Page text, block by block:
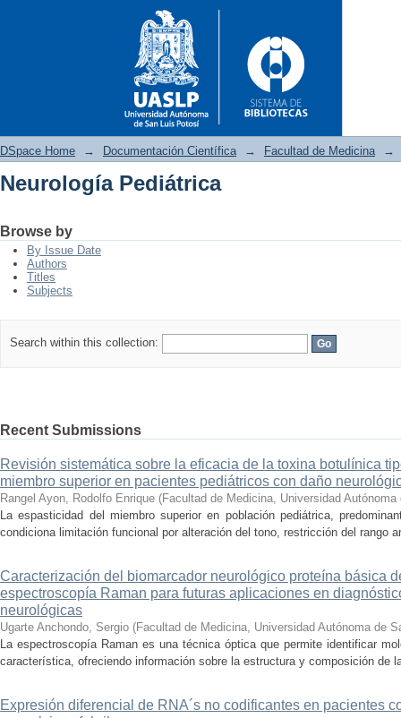
DSpace Home → Documentación Científica → Facultad de Medicina →
Neurología Pediátrica
Browse by
By Issue Date
Authors
Titles
Subjects
Search within this collection:
Recent Submissions
Revisión sistemática sobre la eficacia de la toxina botulínica
miembro superior en pacientes pediátricos con daño
Rangel Ayon, Rodolfo Enrique (Facultad de Medicina, Universidad
La espasticidad del miembro superior en población pediátrica,
condiciona limitación funcional por alteración del tono, restricción del rango
Caracterización del biomarcador neurológico proteína básica
espectroscopía Raman para futuras aplicaciones en
neurológicas
Ugarte Anchondo, Sergio (Facultad de Medicina, Universidad Autónoma de
La espectroscopía Raman es una técnica óptica que permite identificar
característica, ofreciendo información sobre la estructura y composición de
Expresión diferencial de RNA´s no codificantes en pacientes